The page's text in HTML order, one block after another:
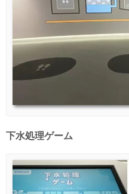
下水処理ゲーム